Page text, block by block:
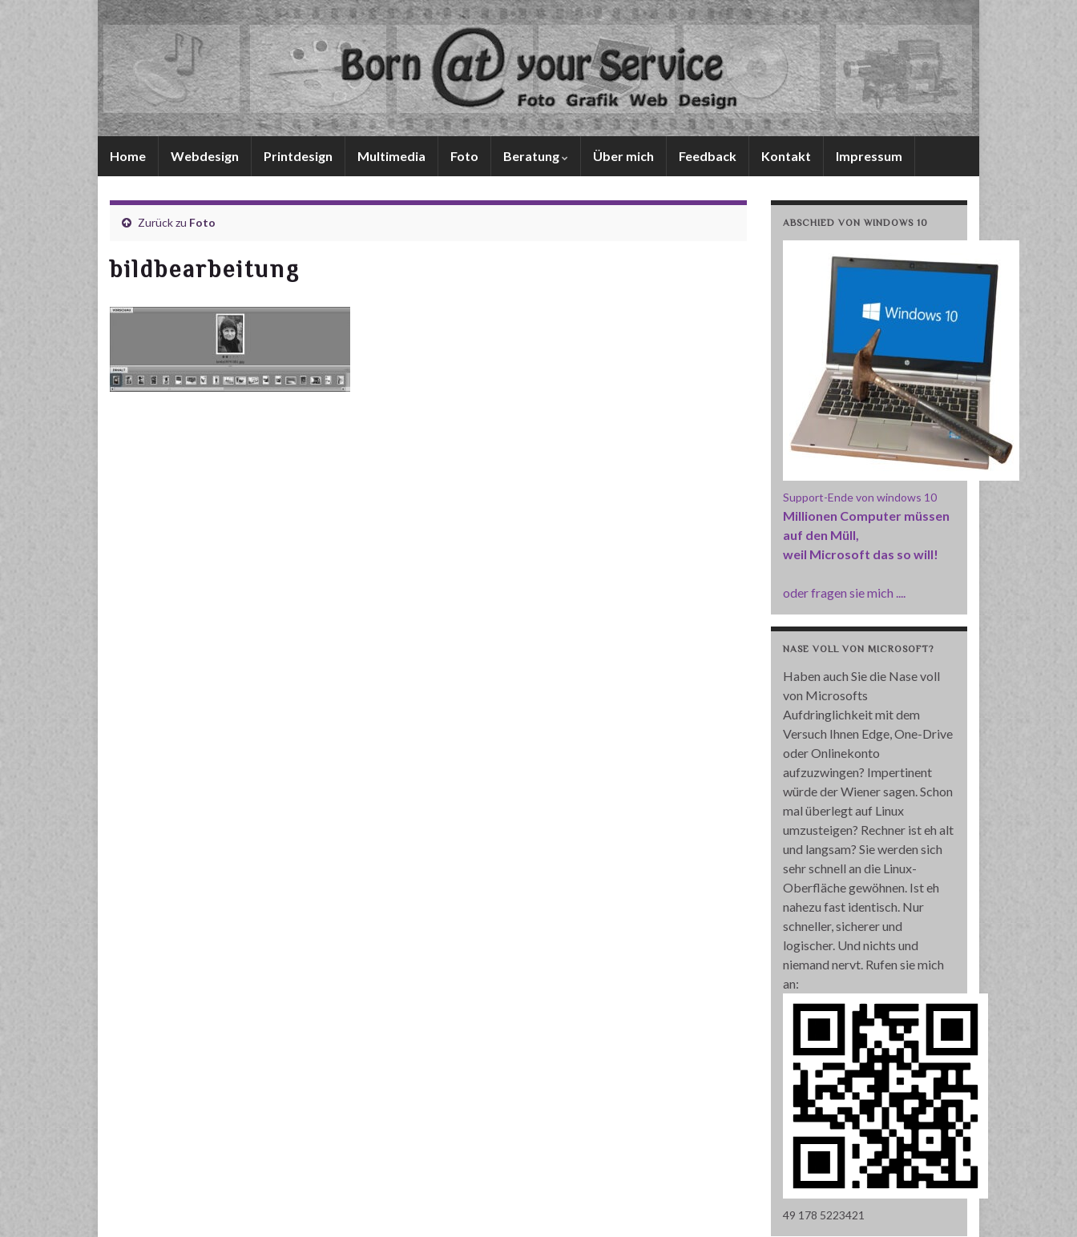
Home Webdesign Printdesign Multimedia Foto Beratung Über mich Feedback Kontakt Impressum
Zurück zu Foto
bildbearbeitung
ABSCHIED VON WINDOWS 10
Support-Ende von windows 10
Millionen Computer müssen
auf den Müll,
weil Microsoft das so will!
oder fragen sie mich ....
NASE VOLL VON MICROSOFT?
Haben auch Sie die Nase voll
von Microsofts
Aufdringlichkeit mit dem
Versuch Ihnen Edge, One-Drive
oder Onlinekonto
aufzuzwingen? Impertinent
würde der Wiener sagen. Schon
mal überlegt auf Linux
umzusteigen? Rechner ist eh alt
und langsam? Sie werden sich
sehr schnell an die Linux-
Oberfläche gewöhnen. Ist eh
nahezu fast identisch. Nur
schneller, sicherer und
logischer. Und nichts und
niemand nervt. Rufen sie mich
an:
49 178 5223421